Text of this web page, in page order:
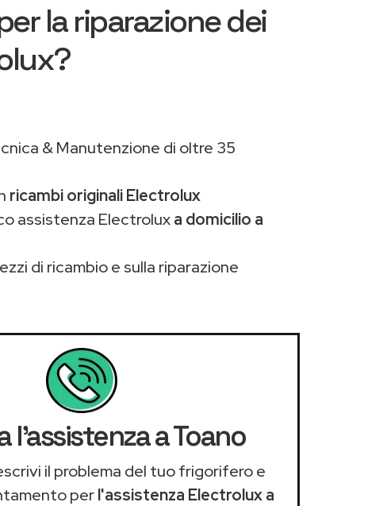
la riparazione dei
& Manutenzione di oltre 35
ricambi originali Electrolux
assistenza Electroluxa domicilio a
di ricambio e sulla riparazione
l'assistenza a Toano
il problema del tuo frigorifero e
perl'assistenza Electrolux a